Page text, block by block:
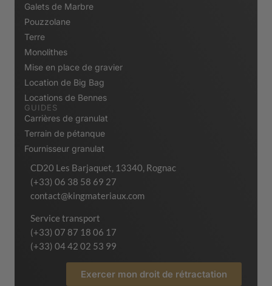
Galets de Marbre
Pouzzolane
Terre
Monolithes
Mise en place de gravier
Location de Big Bag
Locations de Bennes
GUIDES
Carrières de granulat
Terrain de pétanque
Fournisseur granulat
CD20 Les Barjaquet, 13340, Rognac
(+33) 06 38 58 69 27
contact@kingmateriaux.com
Service transport
(+33) 07 87 18 06 17
(+33) 04 42 02 53 99
Exercer mon droit de rétractation